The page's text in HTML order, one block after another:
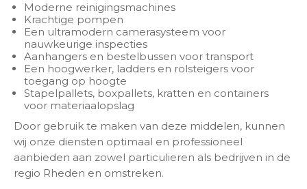
Moderne reinigingsmachines
Krachtige pompen
Een ultramodern camerasysteem voor
nauwkeurige inspecties
Aanhangers en bestelbussen voor transport
Een hoogwerker, ladders en rolsteigers voor
toegang op hoogte
Stapelpallets, boxpallets, kratten en containers
voor materiaalopslag
Door gebruik te maken van deze middelen, kunnen
wij onze diensten optimaal en professioneel
aanbieden aan zowel particulieren als bedrijven in de
regio Rheden en omstreken.